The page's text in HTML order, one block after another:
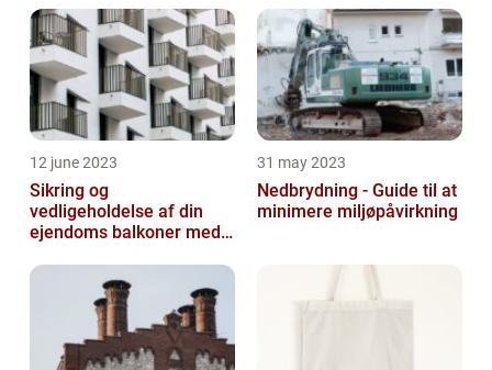
12 june 2023
Sikring og
vedligeholdelse af din
ejendoms balkoner med
31 may 2023
Nedbrydning - Guide til at
minimere miljøpåvirkning